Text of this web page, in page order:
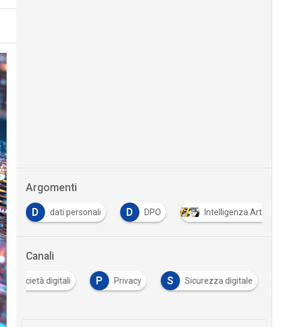
Argomenti
D dati personali D DPO Intelligenza Artificiale
Canali
e società digitali P Privacy S Sicurezza digitale